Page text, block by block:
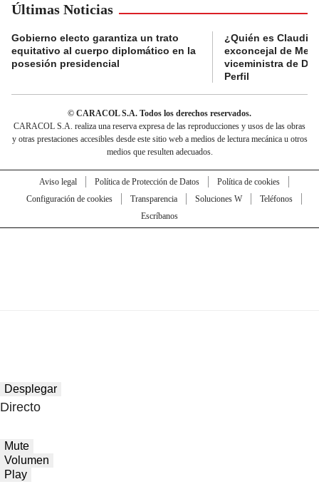
Últimas Noticias
Gobierno electo garantiza un trato
equitativo al cuerpo diplomático en la
posesión presidencial
¿Quién es Claudia
exconcejal de
viceministra de
Perfil
© CARACOL S.A. Todos los derechos reservados.
CARACOL S.A. realiza una reserva expresa de las reproducciones y usos de las obras
y otras prestaciones accesibles desde este sitio web a medios de lectura mecánica u otros
medios que resulten adecuados.
Aviso legal Política de Protección de Datos
Política de cookies
Configuración de cookies
Transparencia Soluciones W
Teléfonos
Escríbanos
Desplegar
Directo
Mute
Volumen
Play